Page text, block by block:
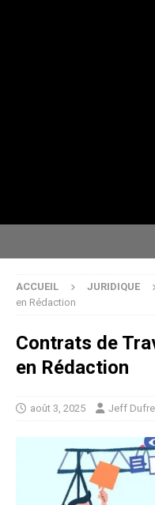
ACCUEIL JURIDIQUE
en Rédaction
Contrats de
en Rédaction
août 3, 2025 Jeff